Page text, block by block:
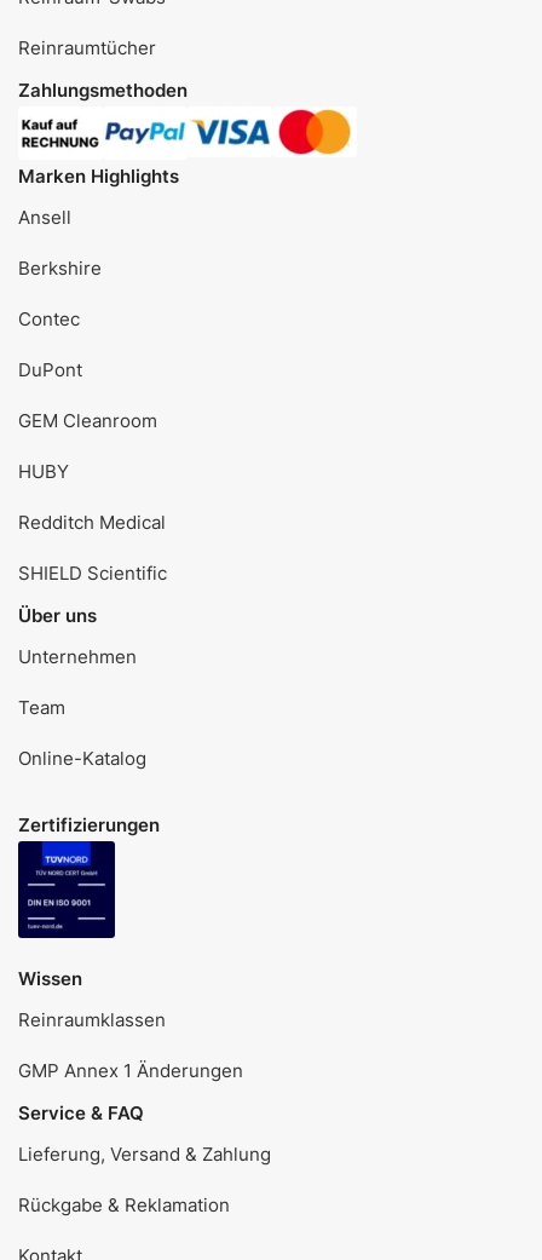
Reinraumtücher
Zahlungsmethoden
Marken Highlights
Ansell
Berkshire
Contec
DuPont
GEM Cleanroom
HUBY
Redditch Medical
SHIELD Scientific
Über uns
Unternehmen
Team
Online-Katalog
Zertifizierungen
Wissen
Reinraumklassen
GMP Annex 1 Änderungen
Service & FAQ
Lieferung, Versand & Zahlung
Rückgabe & Reklamation